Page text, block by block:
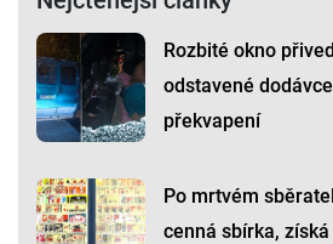
Rozbité okno
odstavené
překvapení
Po mrtvém
cenná sbírka, získá